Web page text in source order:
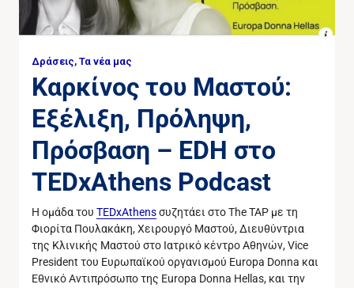
Δράσεις, Τα νέα μας
Καρκίνος του Μαστού:
Εξέλιξη, Πρόληψη,
Πρόσβαση – EDH στο
TEDxAthens Podcast
Η ομάδα του TEDxAthensσυζητάει στο The TAP με τη
Φιορίτα Πουλακάκη, Χειρουργό Μαστού, Διευθύντρια
της Κλινικής Μαστού στο Ιατρικό κέντρο Αθηνών, Vice
President του Ευρωπαϊκού οργανισμού Europa Donna και
Εθνικό Αντιπρόσωπο της Europa Donna Hellas, και την